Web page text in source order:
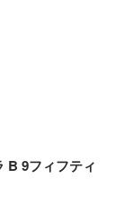
B 9フィフティ